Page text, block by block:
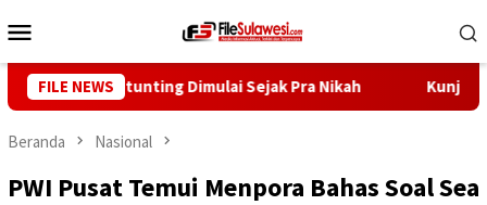
ke
Mobile
FILE NEWS
Cegah Stunting Dimulai Sejak Pra Nikah Kunjungi
Beranda Nasional
PWI Pusat Temui Menpora Bahas Soal Sea